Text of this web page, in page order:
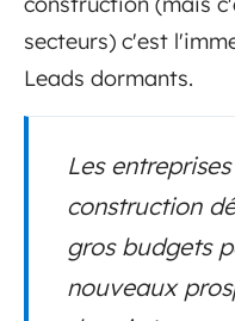
secteurs) c'est
Leads dormants.
Les
construction
gros budgets
nouveaux